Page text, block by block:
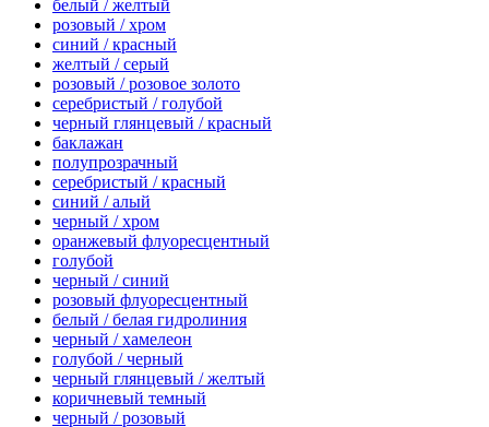
белый / желтый
розовый / хром
синий / красный
желтый / серый
розовый / розовое золото
серебристый / голубой
черный глянцевый / красный
баклажан
полупрозрачный
серебристый / красный
синий / алый
черный / хром
оранжевый флуоресцентный
голубой
черный / синий
розовый флуоресцентный
белый / белая гидролиния
черный / хамелеон
голубой / черный
черный глянцевый / желтый
коричневый темный
черный / розовый